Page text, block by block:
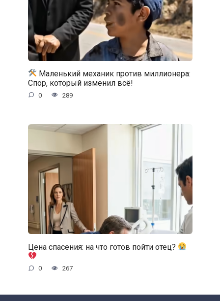
Маленький механик против миллионера:
Спор, который изменил всё!
0 289
Цена спасения: на что готов пойти отец?
0 267